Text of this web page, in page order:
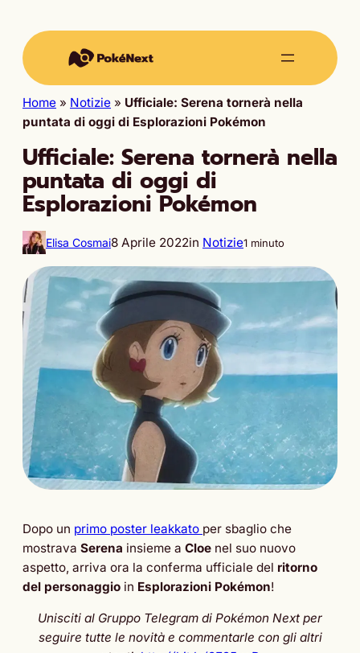
Home » Notizie » Ufficiale: Serena tornerà nella
puntata di oggi di Esplorazioni Pokémon
Ufficiale: Serena tornerà nella
puntata di oggi di
Esplorazioni Pokémon
Elisa Cosmai8 Aprile 2022in Notizie1 minuto
Dopo un primo poster leakkato per sbaglio che
mostrava Serena insieme a Cloe nel suo nuovo
aspetto, arriva ora la conferma ufficiale del ritorno
del personaggio in Esplorazioni Pokémon!
Unisciti al Gruppo Telegram di Pokémon Next per
seguire tutte le novità e commentarle con gli altri